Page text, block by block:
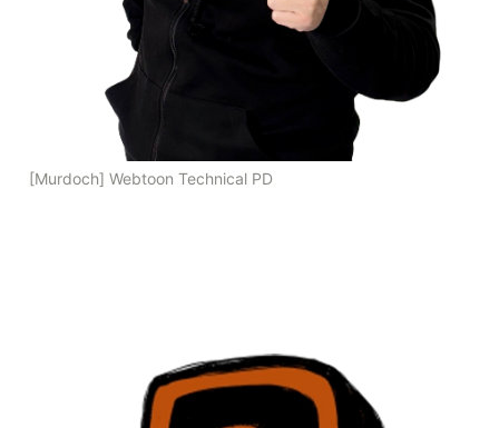
[Murdoch] Webtoon Technical PD